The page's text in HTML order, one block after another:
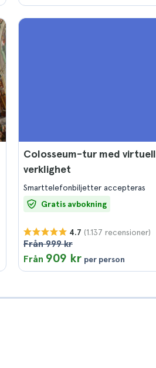
Colosseum-tur med virtuell
verklighet
Smarttelefonbiljetter accepteras
Gratis avbokning
4.7 (1.137 recensioner)
Från 999 kr
Från 909 kr per person